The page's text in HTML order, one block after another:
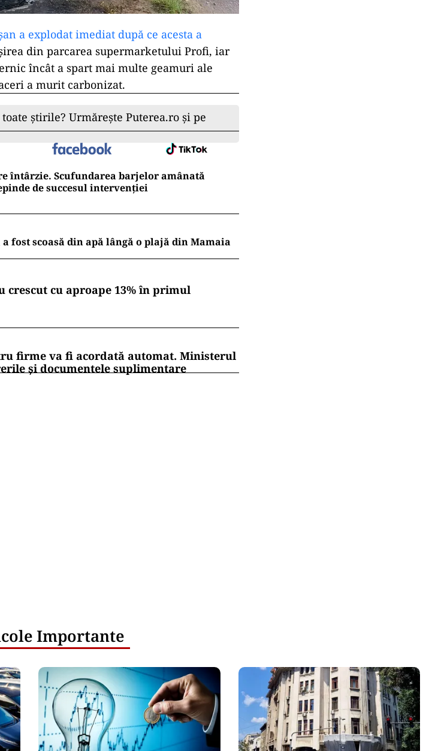
a explodat imediat după ce acesta a
din parcarea supermarketului Profi, iar
încât a spart mai multe geamuri ale
a murit carbonizat.
știrile? Urmărește Puterea.ro și pe
întârzie. Scufundarea barjelor amânată
de succesul intervenției
fost scoasă din apă lângă o plajă din Mamaia
crescut cu aproape 13% în primul
firme va fi acordată automat. Ministerul
și documentele suplimentare
Importante